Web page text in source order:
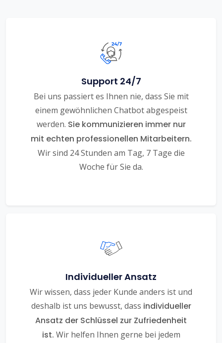
Support 24/7
Bei uns passiert es Ihnen nie, dass Sie mit
einem gewöhnlichen Chatbot abgespeist
werden. Sie kommunizieren immer nur
mit echten professionellen Mitarbeitern.
Wir sind 24 Stunden am Tag, 7 Tage die
Woche für Sie da.
Individueller Ansatz
Wir wissen, dass jeder Kunde anders ist und
deshalb ist uns bewusst, dass individueller
Ansatz der Schlüssel zur Zufriedenheit
ist. Wir helfen Ihnen gerne bei jedem